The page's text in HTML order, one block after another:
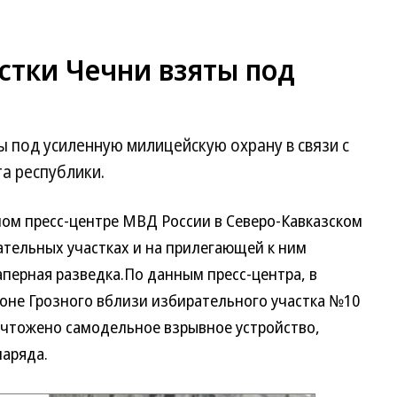
Чечни взяты под
усиленную милицейскую охрану в связи с
республики.
пресс-центре МВД России в Северо-Кавказском
участках и на прилегающей к ним
разведка.По данным пресс-центра, в
Грозного вблизи избирательного участка №10
самодельное взрывное устройство,